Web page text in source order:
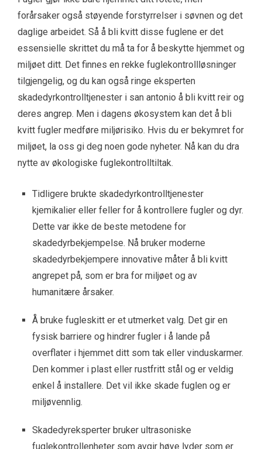
forårsaker også støyende forstyrrelser i søvnen og det
daglige arbeidet. Så å bli kvitt disse fuglene er det
essensielle skrittet du må ta for å beskytte hjemmet og
miljøet ditt. Det finnes en rekke fuglekontrollløsninger
tilgjengelig, og du kan også ringe eksperten
skadedyrkontrolltjenester i san antonio å bli kvitt reir og
deres angrep. Men i dagens økosystem kan det å bli
kvitt fugler medføre miljørisiko. Hvis du er bekymret for
miljøet, la oss gi deg noen gode nyheter. Nå kan du dra
nytte av økologiske fuglekontrolltiltak.
Tidligere brukte skadedyrkontrolltjenester
kjemikalier eller feller for å kontrollere fugler og dyr.
Dette var ikke de beste metodene for
skadedyrbekjempelse. Nå bruker moderne
skadedyrbekjempere innovative måter å bli kvitt
angrepet på, som er bra for miljøet og av
humanitære årsaker.
Å bruke fugleskitt er et utmerket valg. Det gir en
fysisk barriere og hindrer fugler i å lande på
overflater i hjemmet ditt som tak eller vinduskarmer.
Den kommer i plast eller rustfritt stål og er veldig
enkel å installere. Det vil ikke skade fuglen og er
miljøvennlig.
Skadedyreksperter bruker ultrasoniske
fuglekontrollenheter som avgir høye lyder som er